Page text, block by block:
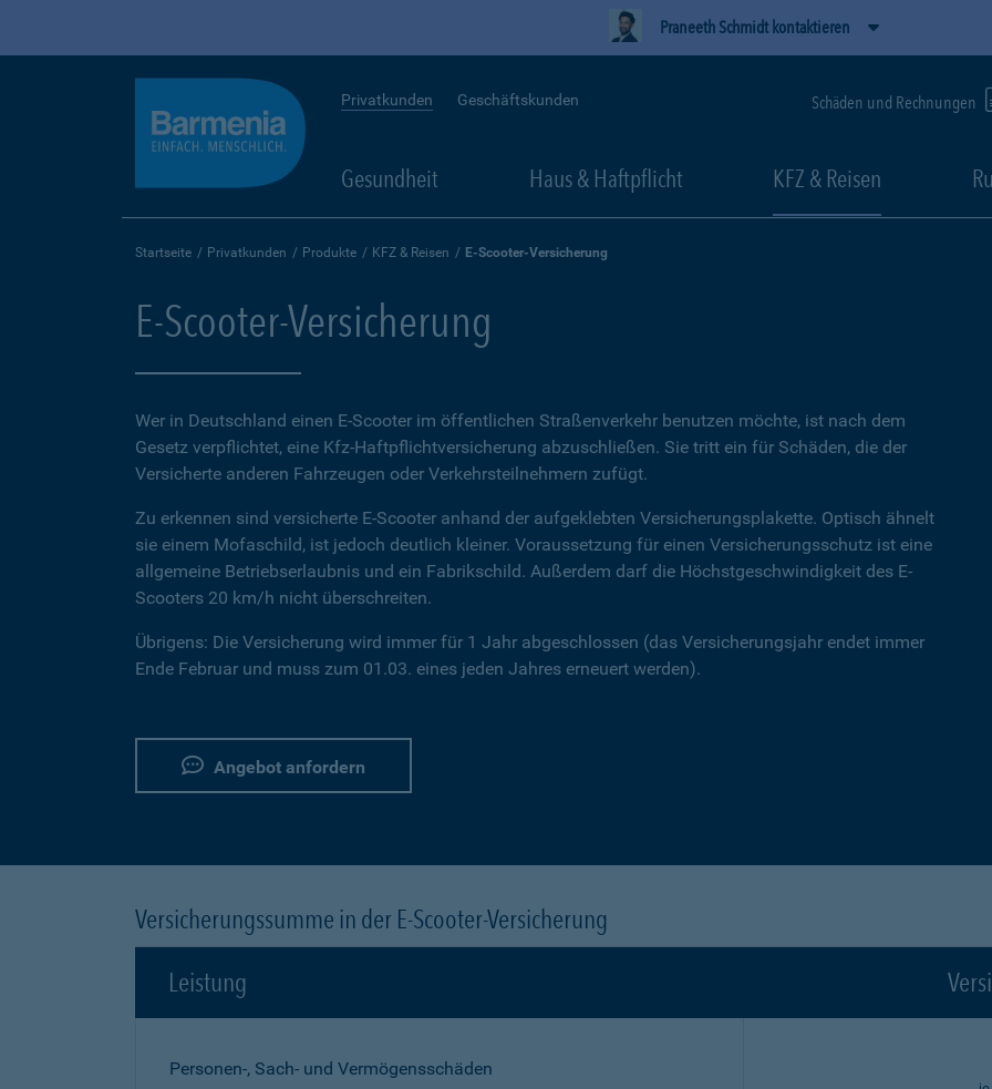
Praneeth Schmidt kontaktieren
Privatkunden Geschäftskunden Schäden und Rechnungen
Gesundheit Haus & Haftpflicht KFZ & Reisen
Startseite Privatkunden Produkte KFZ & Reisen E-Scooter-Versicherung
E-Scooter-Versicherung
Wer in Deutschland einen E-Scooter im öffentlichen Straßenverkehr benutzen möchte, ist nach dem
Gesetz verpflichtet, eine Kfz-Haftpflichtversicherung abzuschließen. Sie tritt ein für Schäden, die der
Versicherte anderen Fahrzeugen oder Verkehrsteilnehmern zufügt.
Zu erkennen sind versicherte E-Scooter anhand der aufgeklebten Versicherungsplakette. Optisch ähnelt
sie einem Mofaschild, ist jedoch deutlich kleiner. Voraussetzung für einen Versicherungsschutz ist eine
allgemeine Betriebserlaubnis und ein Fabrikschild. Außerdem darf die Höchstgeschwindigkeit des E-
Scooters 20 km/h nicht überschreiten.
Übrigens: Die Versicherung wird immer für 1 Jahr abgeschlossen (das Versicherungsjahr endet immer
Ende Februar und muss zum 01.03. eines jeden Jahres erneuert werden).
Angebot anfordern
Versicherungssumme in der E-Scooter-Versicherung
Leistung
Personen-, Sach- und Vermögensschäden